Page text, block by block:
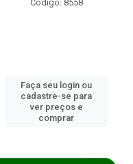
Código: 8558
Faça seu login ou
cadastre-se para
ver preços e
comprar